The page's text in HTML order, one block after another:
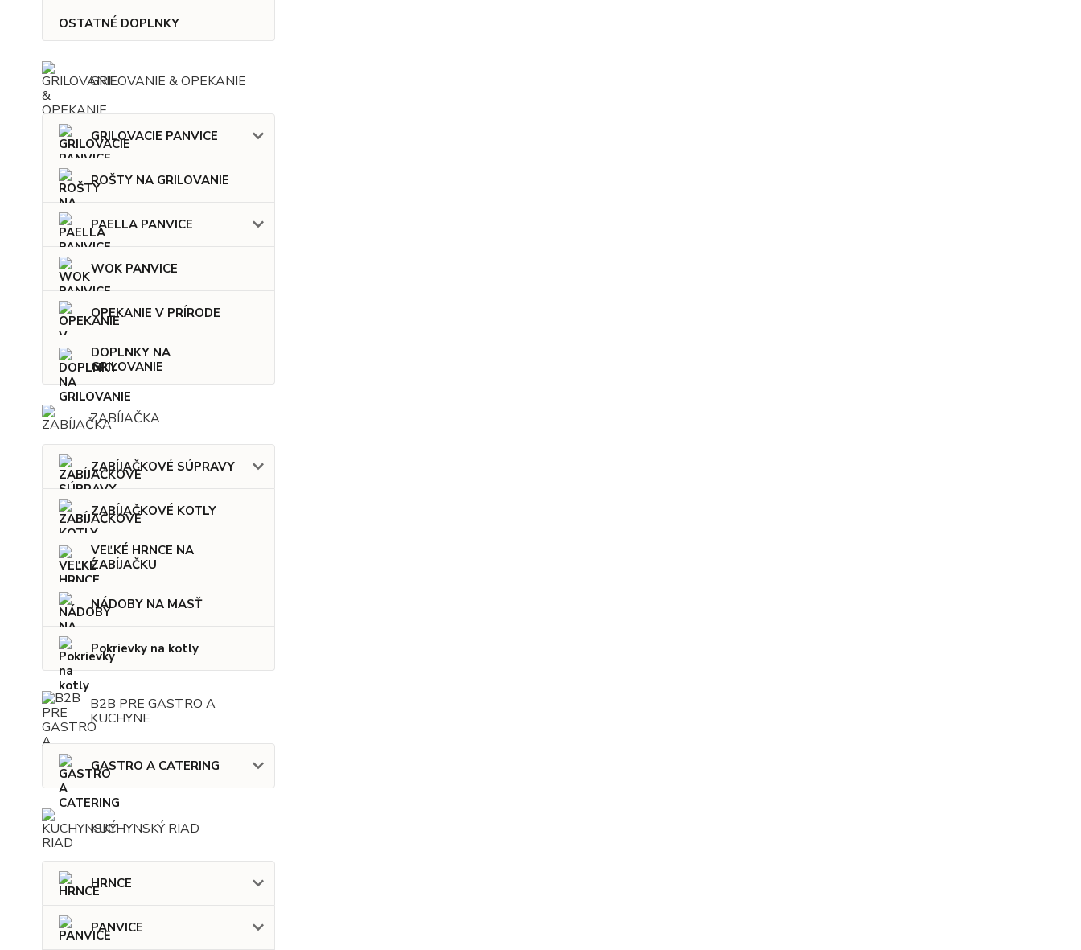
OSTATNÉ DOPLNKY
GRILOVANIE & OPEKANIE
GRILOVACIE PANVICE
ROŠTY NA GRILOVANIE
PAELLA PANVICE
WOK PANVICE
OPEKANIE V PRÍRODE
DOPLNKY NA
GRILOVANIE
ZABÍJAČKA
ZABÍJAČKOVÉ SÚPRAVY
ZABÍJAČKOVÉ KOTLY
VEĽKÉ HRNCE NA
ZABÍJAČKU
NÁDOBY NA MASŤ
Pokrievky na kotly
B2B PRE GASTRO A
KUCHYNE
GASTRO A CATERING
KUCHYNSKÝ RIAD
HRNCE
PANVICE